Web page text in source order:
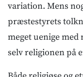
variation. Mens
præstestyrets
meget uenige
selv religionen på